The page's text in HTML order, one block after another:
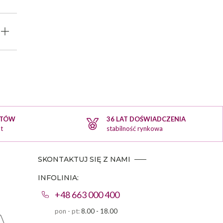
36 LAT DOŚWIADCZENIA
stabilność rynkowa
SKONTAKTUJ SIĘ Z NAMI
INFOLINIA:
+48 663 000 400
pon - pt:8.00 - 18.00